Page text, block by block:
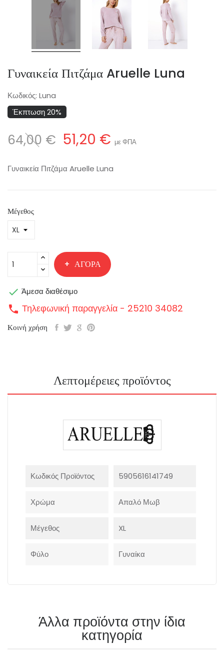
Γυναικεία Πιτζάμα Aruelle Luna
Κωδικός: Luna
Έκπτωση 20%
64,00 € 51,20 € με ΦΠΑ
Γυναικεία Πιτζάμα Aruelle Luna
Μέγεθος
ΑΓΟΡΆ
 Άμεσα διαθέσιμο
call Τηλεφωνική παραγγελία - 25210 34082
Κοινή χρήση
Λεπτομέρειες προϊόντος
Κωδικός Προϊόντος 5905616141749
Χρώμα Απαλό Μωβ
Μέγεθος XL
Φύλο Γυναίκα
Άλλα προϊόντα στην ίδια
κατηγορία